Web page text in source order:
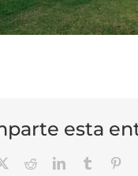
esta
RedditLinkedInTumblr